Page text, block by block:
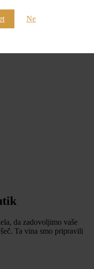
Ne
da zadovoljimo vaše
Ta vina smo pripravili